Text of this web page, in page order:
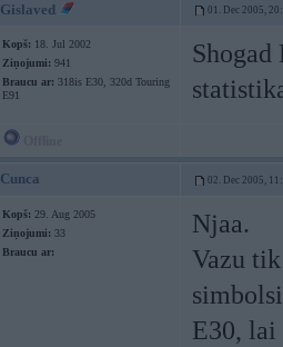
Gislaved 01. Dec 2005,
Kopš: 18. Jul 2002
Ziņojumi: 941
Braucu ar: 318is E30, 320d Touring
E91
Shogad
Cunca 02. Dec 2005,
Kopš: 29. Aug 2005
Ziņojumi: 33
Braucu ar:
Njaa.
Vazu
E30, lai